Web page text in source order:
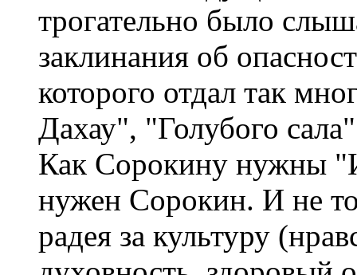
трогательно было
заклинания об
которого отдал так
Дахау", "Голубого
Как Сорокину нужны
нужен Сорокин. И не
радея за культуру